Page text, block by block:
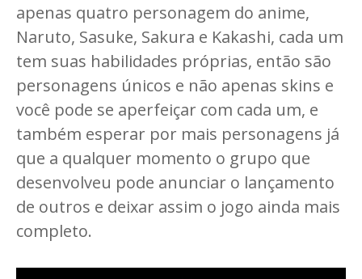
apenas quatro personagem do anime,
Naruto, Sasuke, Sakura e Kakashi, cada um
tem suas habilidades próprias, então são
personagens únicos e não apenas skins e
você pode se aperfeiçar com cada um, e
também esperar por mais personagens já
que a qualquer momento o grupo que
desenvolveu pode anunciar o lançamento
de outros e deixar assim o jogo ainda mais
completo.